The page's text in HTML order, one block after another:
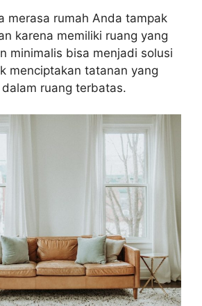
merasa rumah Anda tampak
karena memiliki ruang yang
minimalis bisa menjadi solusi
menciptakan tatanan yang
ruang terbatas.